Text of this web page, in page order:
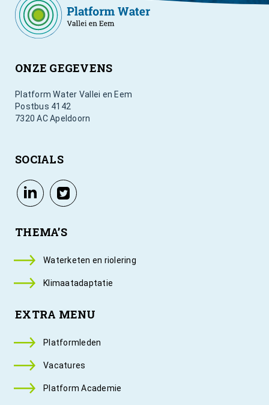
ONZE GEGEVENS
Platform Water Vallei en Eem
Postbus 4142
7320 AC Apeldoorn
SOCIALS
THEMA’S
Waterketen en riolering
Klimaatadaptatie
EXTRA MENU
Platformleden
Vacatures
Platform Academie